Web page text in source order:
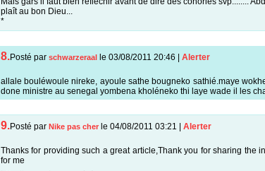
plaît au bon Dieu...
*
8.Posté par schwarzeraal le 03/08/2011 20:46 | Alerter
allale bouléwoule nireke, ayoule sathe bougneko sathié.maye
done ministre au senegal yombena kholéneko thi laye wade il les
9.Posté par Nike pas cher le 04/08/2011 03:21 Alerter
Thanks for providing such a great article,Thank you for sharing the
for me